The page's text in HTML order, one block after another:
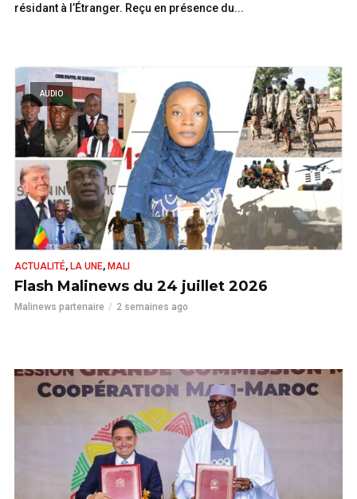
résidant à l’Étranger. Reçu en présence du...
AUDIO
ACTUALITÉ, LA UNE, MALI
Flash Malinews du 24 juillet 2026
Malinews partenaire 2 semaines ago